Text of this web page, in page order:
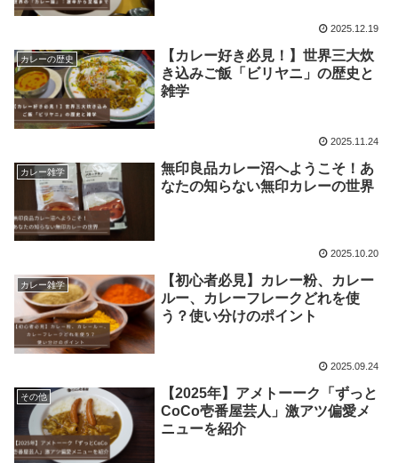
2025.12.19
カレーの歴史
【カレー好き必見！】世界三大炊
き込みご飯「ビリヤニ」の歴史と
雑学
2025.11.24
カレー雑学
無印良品カレー沼へようこそ！あ
なたの知らない無印カレーの世界
2025.10.20
カレー雑学
【初心者必見】カレー粉、カレー
ルー、カレーフレークどれを使
う？使い分けのポイント
2025.09.24
その他
【2025年】アメトーーク「ずっと
CoCo壱番屋芸人」激アツ偏愛メ
ニューを紹介